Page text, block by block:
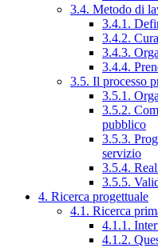
3.4. Metodo di
3.4.1.
3.4.2.
3.4.3.
3.4.4.
3.5. Il processo
3.5.1.
3.5.2.
pubblico
3.5.3.
servizio
3.5.4.
3.5.5.
4. Ricerca progettuale
4.1. Ricerca
4.1.1.
4.1.2.